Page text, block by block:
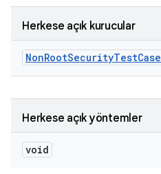
Herkese açık kurucular
NonRootSecurityTestCase
Herkese açık yöntemler
void